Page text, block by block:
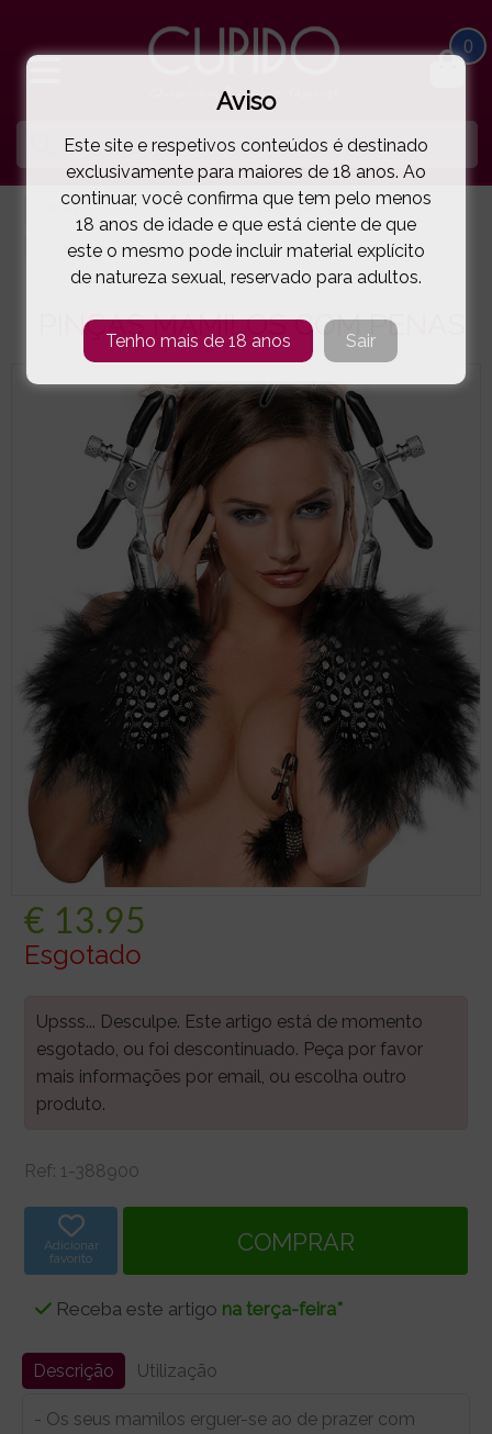
0
PINÇAS MAMILOS E CLÍTORIS
PIPEDREAM PINÇAS MAMILOS COM PENAS( 1-388900 )
PINÇAS MAMILOS COM PENAS
€ 13.95
Esgotado
Upsss... Desculpe. Este artigo está de momento
esgotado, ou foi descontinuado. Peça por favor
mais informações por email, ou escolha outro
produto.
Ref: 1-388900
Adicionar
favorito
Receba este artigo na terça-feira*
Descrição Utilização
- Os seus mamilos erguer-se ao de prazer com
Aviso
Este site e respetivos conteúdos é destinado
exclusivamente para maiores de 18 anos. Ao
continuar, você confirma que tem pelo menos
18 anos de idade e que está ciente de que
este o mesmo pode incluir material explícito
de natureza sexual, reservado para adultos.
Tenho mais de 18 anos Sair